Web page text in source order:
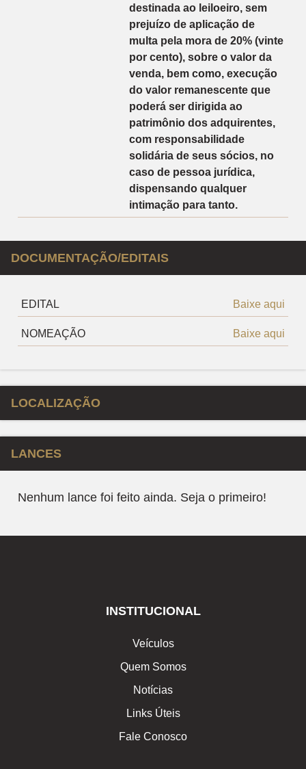
destinada ao leiloeiro, sem
prejuízo de aplicação de
multa pela mora de 20% (vinte
por cento), sobre o valor da
venda, bem como, execução
do valor remanescente que
poderá ser dirigida ao
patrimônio dos adquirentes,
com responsabilidade
solidária de seus sócios, no
caso de pessoa jurídica,
dispensando qualquer
intimação para tanto.
DOCUMENTAÇÃO/EDITAIS
EDITAL Baixe aqui
NOMEAÇÃO Baixe aqui
LOCALIZAÇÃO
LANCES
Nenhum lance foi feito ainda. Seja o primeiro!
INSTITUCIONAL
Veículos
Quem Somos
Notícias
Links Úteis
Fale Conosco